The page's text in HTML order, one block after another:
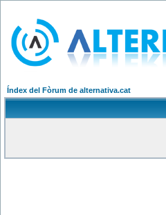
Índex del Fòrum de alternativa.cat